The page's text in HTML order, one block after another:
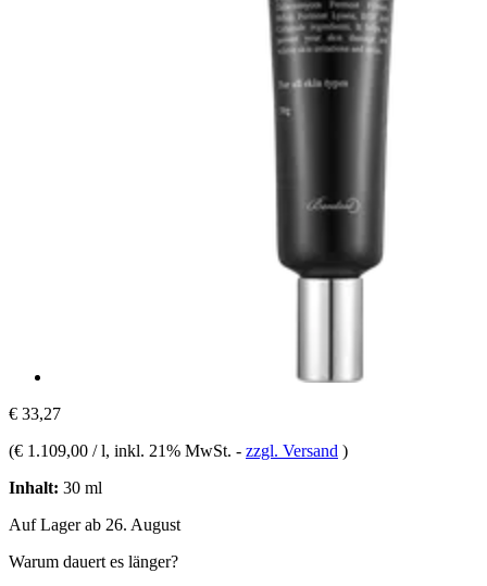
€ 33,27
(€ 1.109,00 / l, inkl. 21% MwSt. - zzgl. Versand )
Inhalt: 30 ml
Auf Lager ab 26. August
Warum dauert es länger?